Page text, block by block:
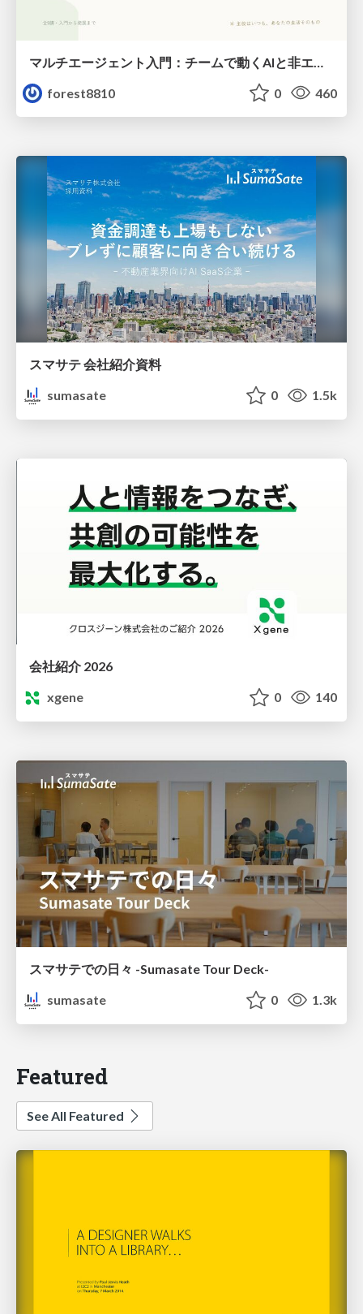
forest8810
0 460
スマサテ 会社紹介資料
sumasate
0 1.5k
会社紹介 2026
xgene
0 140
スマサテでの日々 -Sumasate Tour Deck-
sumasate
0 1.3k
Featured
See All Featured